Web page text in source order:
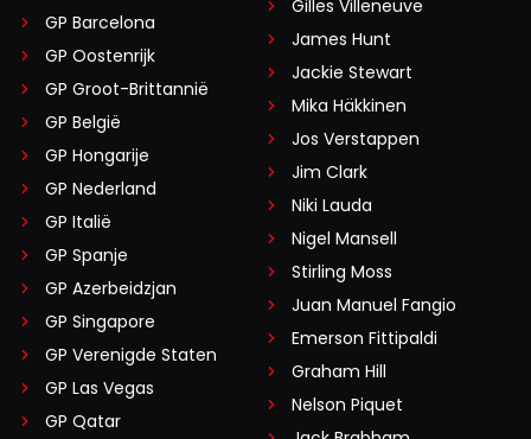
GP Barcelona
GP Oostenrijk
GP Groot-Brittannië
GP België
GP Hongarije
GP Nederland
GP Italië
GP Spanje
GP Azerbeidzjan
GP Singapore
GP Verenigde Staten
GP Las Vegas
GP Qatar
Gilles Villeneuve
James Hunt
Jackie Stewart
Mika Häkkinen
Jos Verstappen
Jim Clark
Niki Lauda
Nigel Mansell
Stirling Moss
Juan Manuel Fangio
Emerson Fittipaldi
Graham Hill
Nelson Piquet